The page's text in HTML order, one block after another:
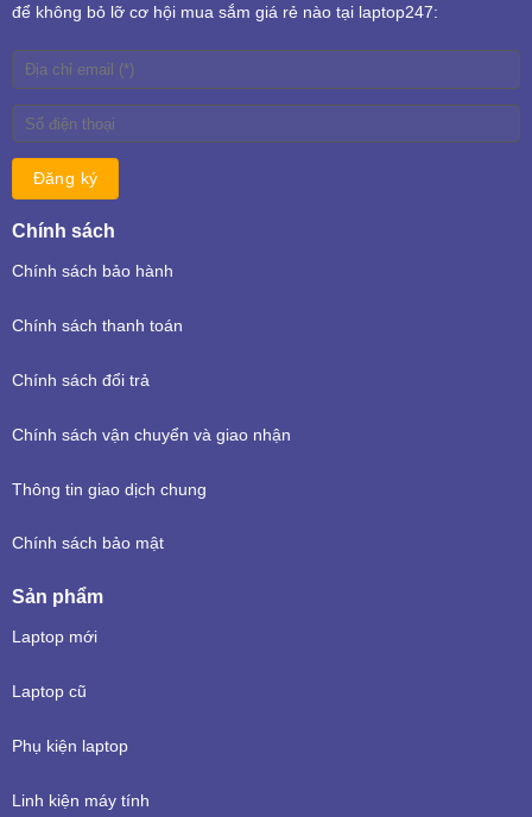
để không bỏ lỡ cơ hội mua sắm giá rẻ nào tại laptop247:
Chính sách
Chính sách bảo hành
Chính sách thanh toán
Chính sách đổi trả
Chính sách vận chuyển và giao nhận
Thông tin giao dịch chung
Chính sách bảo mật
Sản phẩm
Laptop mới
Laptop cũ
Phụ kiện laptop
Linh kiện máy tính